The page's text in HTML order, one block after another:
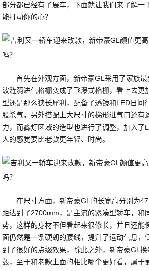
部分都已经有了展车，下面就让我们来了解一
能打动你的心？
首先在外观方面，新帝豪GL采用了家族
波涟漪进气格栅变成了飞瀑式格栅，看上去更
型还是那么狭长犀利，配备了透镜和LED日间
股杀气，另外搭配上大尺寸的梯形进气口还有
力，而雾灯区域的造型也进行了调整，加入了
人的感觉要比老款更年轻、时尚。
在尺寸方面，新帝豪GL的长宽高分别为
距达到了2700mm，是主流的紧凑型轿车，和
势，这样的身材不但看起来很修长，并且还能
面仍然是一条硬朗的腰线，提升了运动气息，
到了很好的点缀效果，除此之外，新帝豪GL
毂，至于和老款上面的相比哪个更好看，属于